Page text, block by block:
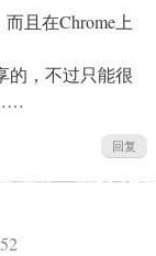
且在Chrome上
的，不过只能很
回复